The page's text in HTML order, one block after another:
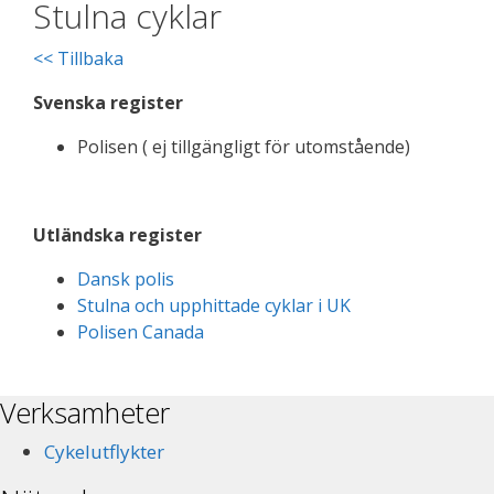
Stulna cyklar
<< Tillbaka
Svenska register
Polisen ( ej tillgängligt för utomstående)
Utländska register
Dansk polis
Stulna och upphittade cyklar i UK
Polisen Canada
Verksamheter
Cykelutflykter